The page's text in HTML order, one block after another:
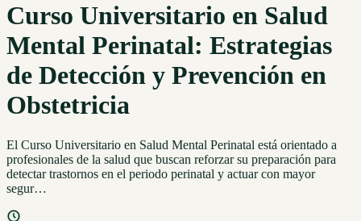
Curso Universitario en Salud
Mental Perinatal: Estrategias
de Detección y Prevención en
Obstetricia
El Curso Universitario en Salud Mental Perinatal está orientado a
profesionales de la salud que buscan reforzar su preparación para
detectar trastornos en el periodo perinatal y actuar con mayor
segur…